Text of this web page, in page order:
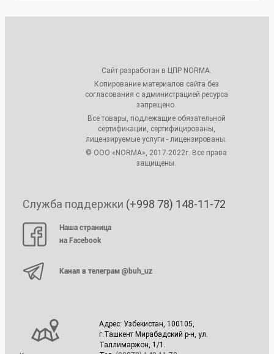
Сайт разработан в ЦПР NORMA.
Копирование материалов сайта без
согласования с администрацией ресурса
запрещено.
Все товары, подлежащие обязательной
сертификации, сертифицированы,
лицензируемые услуги - лицензированы.
© ООО «NORMA», 2017-2022г. Все права
защищены.
Служба поддержки (+998 78) 148-11-72
Наша страница
на Facebook
Канал в телеграм @buh_uz
Адрес: Узбекистан, 100105,
г.Ташкент Мирабадский р-н, ул.
Таллимаржон, 1/1.